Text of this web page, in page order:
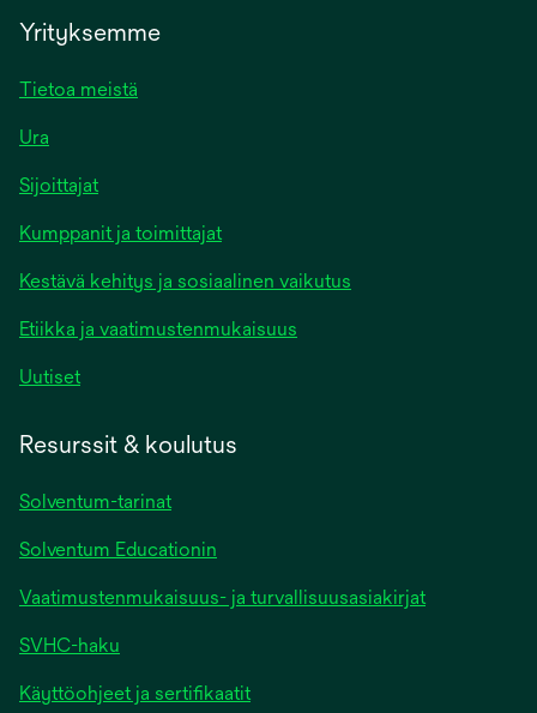
Yrityksemme
Tietoa meistä
Ura
Sijoittajat
Kumppanit ja toimittajat
Kestävä kehitys ja sosiaalinen vaikutus
Etiikka ja vaatimustenmukaisuus
Uutiset
Resurssit & koulutus
Solventum-tarinat
Solventum Educationin
Vaatimustenmukaisuus- ja turvallisuusasiakirjat
SVHC-haku
Käyttöohjeet ja sertifikaatit